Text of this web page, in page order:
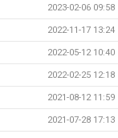
2023-02-06 09:58
2022-11-17 13:24
2022-05-12 10:40
2022-02-25 12:18
2021-08-12 11:59
2021-07-28 17:13